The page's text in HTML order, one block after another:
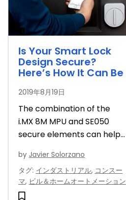
Is Your Smart Lock
Design Secure?
Here’s How It Can Be
2019年8月19日
The combination of the
i.MX 8M MPU and SE050
secure elements can help
unauthorized access.
by Javier Solorzano
タグ: インダストリアル, コンスー
マ, ビル＆ホームオートメーション